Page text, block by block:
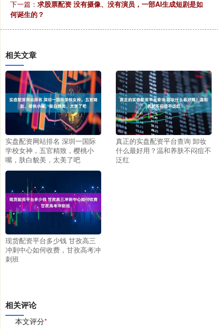
下一篇： 求股票配资 没有摄像、没有演员，一部AI生成短剧是如
何诞生的？
相关文章
实盘配资网站排名 深圳一国际
学校女神，五官精致，樱桃小
嘴，肤白貌美，太美了吧
真正的实盘配资平台查询 卸妆
什么最好用？温和养肤不闷痘不
泛红
现货配资平台多少钱 甘孜高三
冲刺中心如何收费，甘孜高考冲
刺班
相关评论
本文评分*